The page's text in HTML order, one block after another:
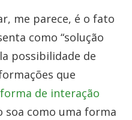
me parece, é o fato
como “solução
possibilidade de
que
de interação
soa como uma forma